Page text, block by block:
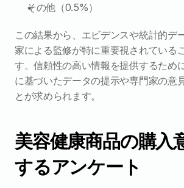
その他（0.5%）
この結果から、エビデンスや統計的デ
家による監修が特に重要視されている
す。信頼性の高い情報を提供するため
に基づいたデータの提示や専門家の意
とが求められます。
美容健康商品の購入
するアンケート